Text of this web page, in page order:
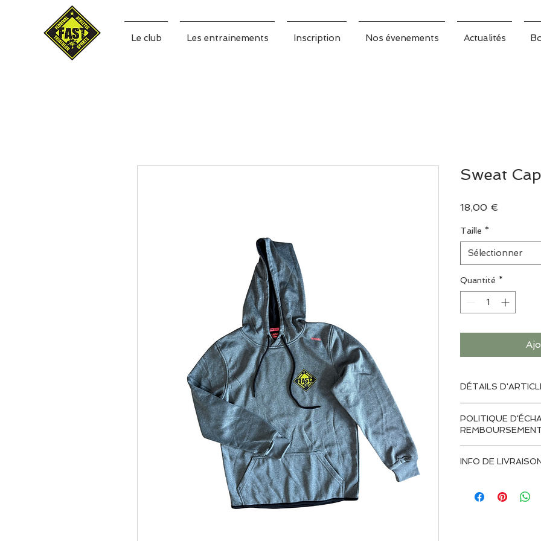
Le club Les entrainements Inscription Nos évenements Actualités
Sweat
18,00 €
Taille *
Sélectionner
Quantité *
DÉTAILS
POLITIQUE
remboursement
INFO DE